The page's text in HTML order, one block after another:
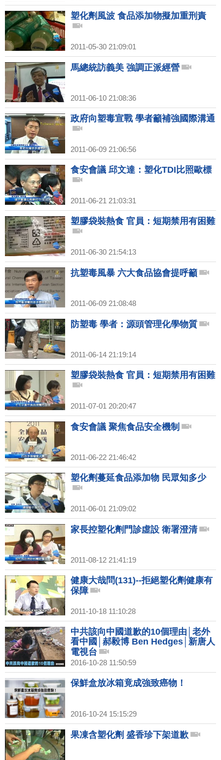
塑化劑風波 食品添加物擬加重刑責
2011-05-30 21:09:01
馬總統訪義美 強調正派經營
2011-06-10 21:08:36
政府向塑毒宣戰 學者籲補強國際溝通
2011-06-09 21:06:56
食安會議 邱文達：塑化TDI比照歐標
2011-06-21 21:03:31
塑膠袋裝熱食 官員：短期禁用有困難
2011-06-30 21:54:13
抗塑毒風暴 六大食品協會提呼籲
2011-06-09 21:08:48
防塑毒 學者：源頭管理化學物質
2011-06-14 21:19:14
塑膠袋裝熱食 官員：短期禁用有困難
2011-07-01 20:20:47
食安會議 聚焦食品安全機制
2011-06-22 21:46:42
塑化劑蔓延食品添加物 民眾知多少
2011-06-01 21:09:02
家長控塑化劑門診虛設 衛署澄清
2011-08-12 21:41:19
健康大哉問(131)--拒絕塑化劑健康有
保障
2011-10-18 11:10:28
中共該向中國道歉的10個理由│老外
看中國│郝毅博 Ben Hedges│新唐人
電視台
2016-10-28 11:50:59
保鮮盒放冰箱竟成強致癌物！
2016-10-24 15:15:29
果凍含塑化劑 盛香珍下架道歉